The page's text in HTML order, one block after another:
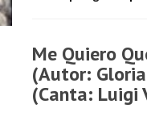
Me Quiero
(Autor:
(Canta: Luigi